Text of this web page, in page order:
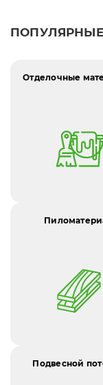
Отделочные
Подвесной